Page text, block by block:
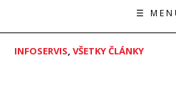
☰
INFOSERVIS, VŠETKY ČLÁNKY